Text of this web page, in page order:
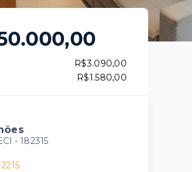
R$3.090,00
R$1.580,00
- 182315